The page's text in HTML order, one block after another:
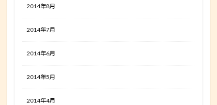
2014年8月
2014年7月
2014年6月
2014年5月
2014年4月